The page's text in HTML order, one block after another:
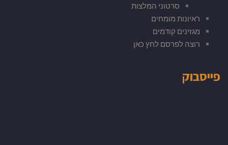
סרטוני המלצות
ראיונות מומחים
מגזינים קודמים
רוצה לפרסם לחץ כאן
פייסבוק